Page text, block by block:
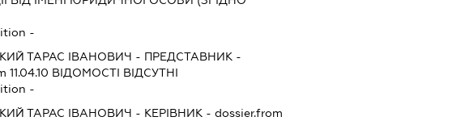
-
ТАРАС ІВАНОВИЧ - ПРЕДСТАВНИК -
11.04.10 ВІДОМОСТІ ВІДСУТНІ
-
ТАРАС ІВАНОВИЧ - КЕРІВНИК - dossier.from